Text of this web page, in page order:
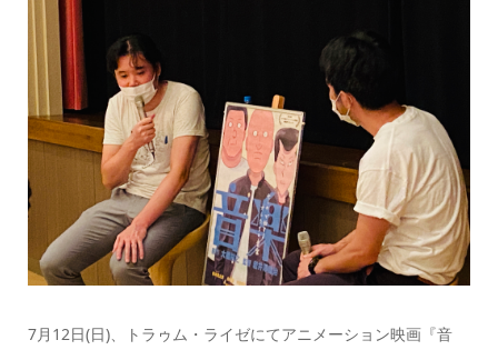
7月 12日(日)、トラゥム・ライゼにてアニメーション映画『音